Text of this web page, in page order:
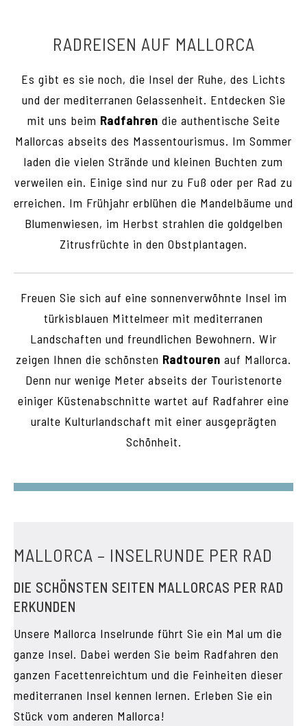
WANDERTOUREN
RADREISEN AUF MALLORCA
Es gibt es sie noch, die Insel der Ruhe, des Lichts
und der mediterranen Gelassenheit. Entdecken Sie
mit uns beim Radfahren die authentische Seite
Mallorcas abseits des Massentourismus. Im Sommer
laden die vielen Strände und kleinen Buchten zum
verweilen ein. Einige sind nur zu Fuß oder per Rad zu
erreichen. Im Frühjahr erblühen die Mandelbäume und
Blumenwiesen, im Herbst strahlen die goldgelben
Zitrusfrüchte in den Obstplantagen.
Freuen Sie sich auf eine sonnenverwöhnte Insel im
türkisblauen Mittelmeer mit mediterranen
Landschaften und freundlichen Bewohnern. Wir
zeigen Ihnen die schönsten Radtouren auf Mallorca.
Denn nur wenige Meter abseits der Touristenorte
einiger Küstenabschnitte wartet auf Radfahrer eine
uralte Kulturlandschaft mit einer ausgeprägten
Schönheit.
MALLORCA – INSELRUNDE PER RAD
DIE SCHÖNSTEN SEITEN MALLORCAS PER RAD
ERKUNDEN
Unsere Mallorca Inselrunde führt Sie ein Mal um die
ganze Insel. Dabei werden Sie beim Radfahren den
ganzen Facettenreichtum und die Feinheiten dieser
mediterranen Insel kennen lernen. Erleben Sie ein
Stück vom anderen Mallorca!